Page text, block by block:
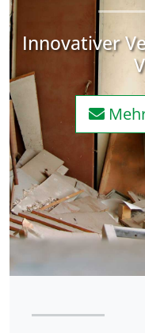
Innovativer